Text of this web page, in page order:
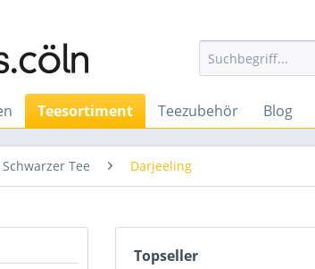
Teesortiment Teezubehör Blog
Schwarzer Tee Darjeeling
Topseller